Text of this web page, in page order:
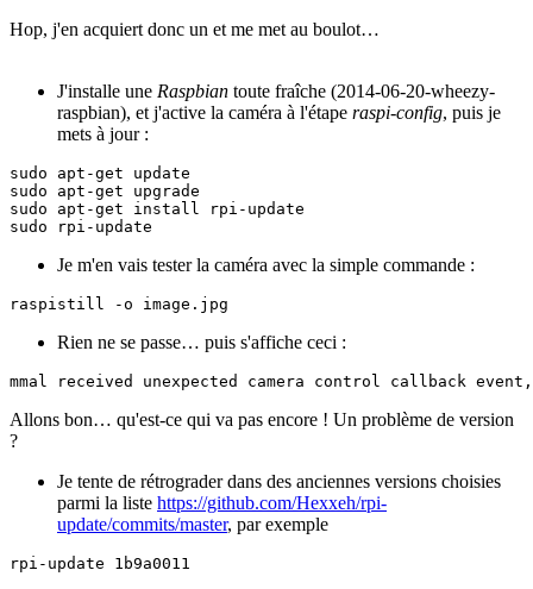
Hop, j'en acquiert donc un et me met au boulot…
J'installe une Raspbian toute fraîche (2014-06-20-wheezy-
raspbian), et j'active la caméra à l'étape raspi-config, puis je
mets à jour :
sudo apt-get update
sudo apt-get upgrade
sudo apt-get install rpi-update
Je m'en vais tester la caméra avec la simple commande :
Rien ne se passe… puis s'affiche ceci :
Allons bon… qu'est-ce qui va pas encore ! Un problème de version
?
Je tente de rétrograder dans des anciennes versions choisies
parmi la liste https://github.com/Hexxeh/rpi-
update/commits/master, par exemple